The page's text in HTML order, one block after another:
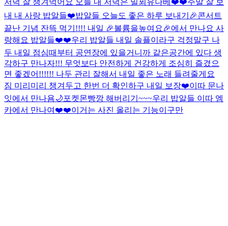
내 내 사랑 밥알들❤️밥알들 오늘도 좋은 하루 보내기🎉콘서트
끝난 기념 잔뜩 먹기!!!! 내일 🎉볼륨을높여요🎉에서 만나요 사
랑해요 밥알들❤️❤️우리 밥알들 내일 솔플이라구 걱정말구 나
두 내일 점심때부터 공연장에 있을거니까 같은공간에 있다 생
각하구 만나자!!! 무엇보다 안전하게 건강하게 조심히 즐겼으
면 좋겠어!!!!!! 나두 관리 잘해서 내일 좋은 노래 들려줄게요
짐 미리미리 챙겨두고 한번 더 확인하구 내일 보장❤️이따 문나
잇에서 만나욤🌙포켓몬빵깡 해버리기~~~우리 밥알들 이따 엠
카에서 만나여❤️❤️이거는 사진 올리는 기능이구만